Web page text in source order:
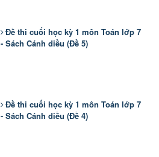
Đề thi cuối học kỳ 1 môn Toán lớp 7
- Sách Cánh diều (Đề 5)
Đề thi cuối học kỳ 1 môn Toán lớp 7
- Sách Cánh diều (Đề 4)